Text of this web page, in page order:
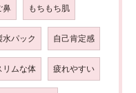
鼻 もちもち肌
水パック 自己肯定感
リムな体 疲れやすい